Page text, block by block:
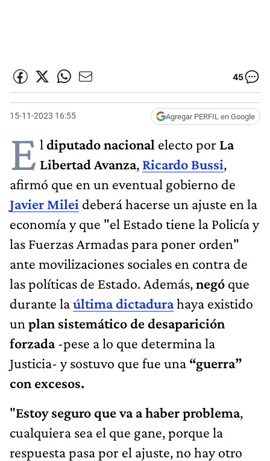
45
15-11-2023 16:55 Agregar PERFIL en Google
E l diputado nacional electo por La
Libertad Avanza, Ricardo Bussi,
afirmó que en un eventual gobierno de
Javier Milei deberá hacerse un ajuste en la
economía y que "el Estado tiene la Policía y
las Fuerzas Armadas para poner orden"
ante movilizaciones sociales en contra de
las políticas de Estado. Además,negó que
durante laúltima dictadurahaya existido
un plan sistemático de desaparición
forzada-pese a lo que determina la
Justicia- y sostuvo que fue una “guerra”
con excesos.
"Estoy seguro que va a haber problema,
cualquiera sea el que gane, porque la
respuesta pasa por el ajuste, no hay otro